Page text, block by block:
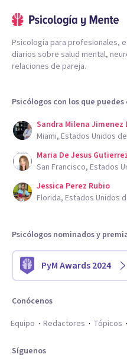
Psicología para profesionales,
diarios sobre salud mental,
relaciones de pareja.
Psicólogos con los que
Sandra Milena Jimenez
Miami, Estados Unidos
Maria De Jesus
San Francisco, Estados
Jessica Perez Rubio
Florida, Estados Unidos
Psicólogos nominados y
PyM Awards 2024
Conócenos
Equipo
Redactores Tópicos
Síguenos